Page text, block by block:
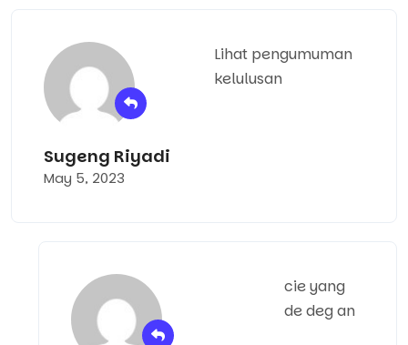
Sugeng Riyadi
May 5, 2023
Lihat pengumuman
kelulusan
cie yang
de deg an